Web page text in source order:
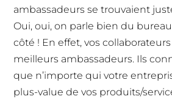
ambassadeurs se trouvaient
Oui, oui, on parle bien du bureau
côté ! En effet, vos
meilleurs ambassadeurs. Ils
que n’importe qui votre
plus-value de vos produits/